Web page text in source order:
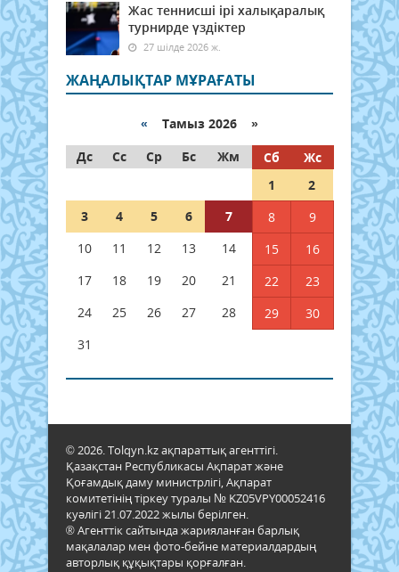
Жас теннисші ірі халықаралық
турнирде үздіктер
27 шілде 2026 ж.
ЖАҢАЛЫҚТАР МҰРАҒАТЫ
« Тамыз 2026 »
Дс
Сс Ср Бс Жм Сб
Жс
1
2
3
4 5 6 7 8
9
10
11 12 13 14 15
16
17
18 19 20 21 22
23
24
25 26 27 28 29
30
31
© 2026. Tolqyn.kz ақпараттық агенттігі.
Қазақстан Республикасы Ақпарат және
Қоғамдық даму министрлігі, Ақпарат
комитетінің тіркеу туралы № KZ05VPY00052416
куәлігі 21.07.2022 жылы берілген.
® Агенттік сайтында жарияланған барлық
мақалалар мен фото-бейне материалдардың
авторлық құқықтары қорғалған.